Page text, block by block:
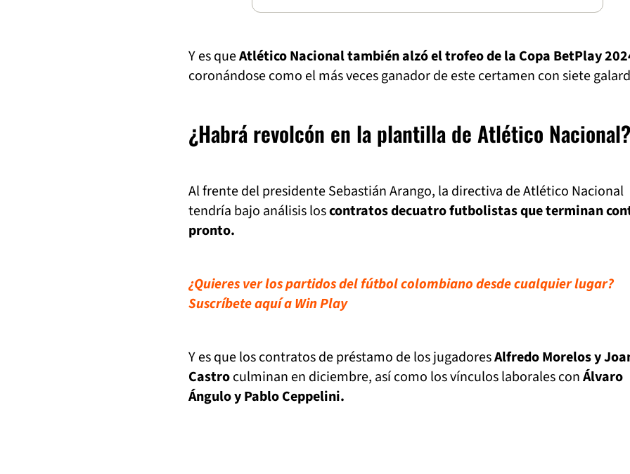
Y es queAtlético Nacional también alzó el trofeo de la Copa BetPlay
coronándose como el más veces ganador de este certamen con siete
¿Habrá revolcón en la plantilla de Atlético Nacional?
Al frente del presidente Sebastián Arango, la directiva de Atlético Nacional
tendría bajo análisis loscontratos decuatro futbolistas que terminan
pronto.
¿Quieres ver los partidos del fútbol colombiano desde cualquier lugar?
Suscríbete aquí a Win Play
Y es que los contratos de préstamo de los jugadoresAlfredo Morelos y
Castroculminan en diciembre, así como los vínculos laborales conÁlvaro
Ángulo y Pablo Ceppelini.